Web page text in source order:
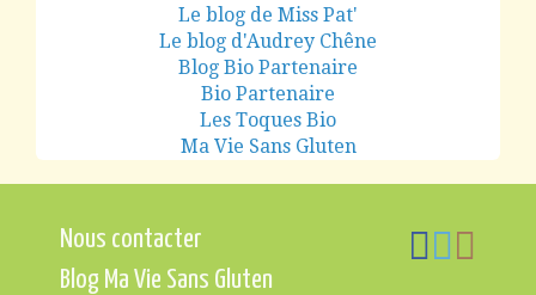
Le blog de Miss Pat'
Le blog d'Audrey Chêne
Blog Bio Partenaire
Bio Partenaire
Les Toques Bio
Ma Vie Sans Gluten
Nous contacter
Blog Ma Vie Sans Gluten